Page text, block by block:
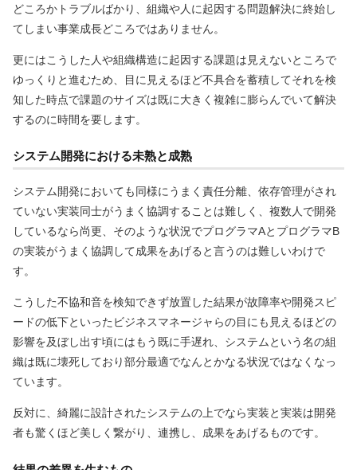
どころかトラブルばかり、組織や人に起因する問題解決に終始し
てしまい事業成長どころではありません。
更にはこうした人や組織構造に起因する課題は見えないところで
ゆっくりと進むため、目に見えるほど不具合を蓄積してそれを検
知した時点で課題のサイズは既に大きく複雑に膨らんでいて解決
するのに時間を要します。
システム開発における未熟と成熟
システム開発においても同様にうまく責任分離、依存管理がされ
ていない実装同士がうまく協調することは難しく、複数人で開発
しているなら尚更、そのような状況でプログラマAとプログラマB
の実装がうまく協調して成果をあげると言うのは難しいわけで
す。
こうした不協和音を検知できず放置した結果が故障率や開発スピ
ードの低下といったビジネスマネージャらの目にも見えるほどの
影響を及ぼし出す頃にはもう既に手遅れ、システムという名の組
織は既に壊死しており部分最適でなんとかなる状況ではなくなっ
ています。
反対に、綺麗に設計されたシステムの上でなら実装と実装は開発
者も驚くほど美しく繋がり、連携し、成果をあげるものです。